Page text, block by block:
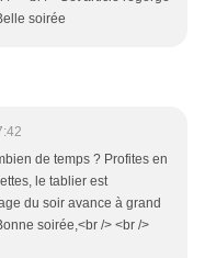
soirée
de temps ? Profites en
le tablier est
du soir avance à grand
soirée,<br /> <br />